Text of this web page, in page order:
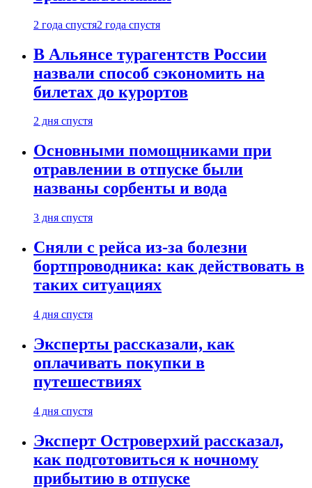
2 года спустя2 года спустя
В Альянсе турагентств России
назвали способ сэкономить на
билетах до курортов
2 дня спустя
Основными помощниками при
отравлении в отпуске были
названы сорбенты и вода
3 дня спустя
Сняли с рейса из-за болезни
бортпроводника: как действовать в
таких ситуациях
4 дня спустя
Эксперты рассказали, как
оплачивать покупки в
путешествиях
4 дня спустя
Эксперт Островерхий рассказал,
как подготовиться к ночному
прибытию в отпуске